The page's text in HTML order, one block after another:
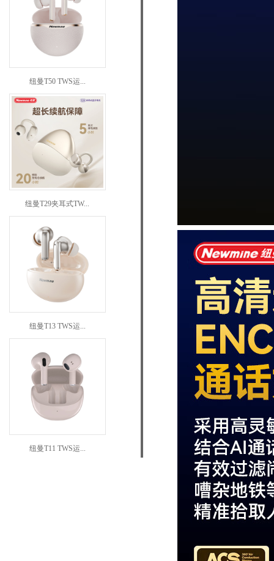
纽曼T50 TWS运...
纽曼T29夹耳式TW...
纽曼T13 TWS运...
纽曼T11 TWS运...